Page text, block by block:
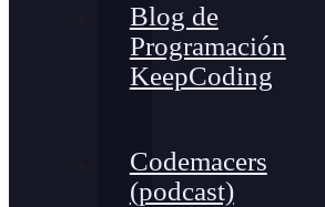
Blog de
Programación
KeepCoding
Codemacers
(podcast)